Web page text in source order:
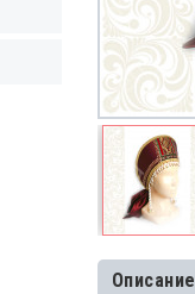
Описание